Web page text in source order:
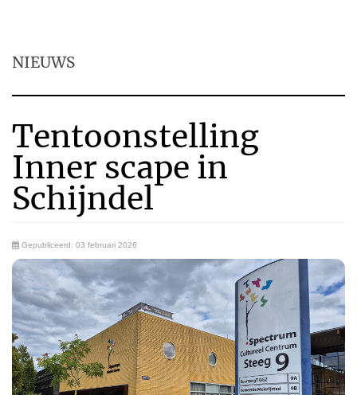
NIEUWS
Tentoonstelling
Inner scape in
Schijndel
Gepubliceerd: 03 februari 2026